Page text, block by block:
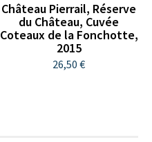
Château Pierrail, Réserve
du Château, Cuvée
Coteaux de la Fonchotte,
2015
26,50 €